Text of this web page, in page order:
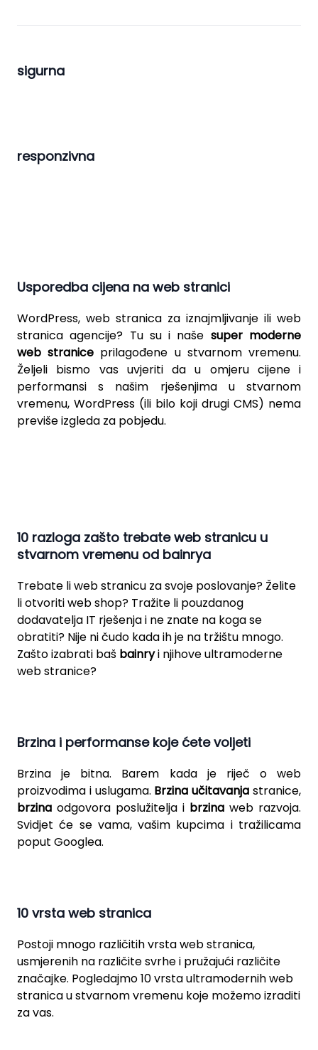
sigurna
responzivna
Usporedba cijena na web stranici
WordPress, web stranica za iznajmljivanje ili web
stranica agencije? Tu su i naše super moderne
web stranice prilagođene u stvarnom vremenu.
Željeli bismo vas uvjeriti da u omjeru cijene i
performansi s našim rješenjima u stvarnom
vremenu, WordPress (ili bilo koji drugi CMS) nema
previše izgleda za pobjedu.
10 razloga zašto trebate web stranicu u
stvarnom vremenu od bainrya
Trebate li web stranicu za svoje poslovanje? Želite
li otvoriti web shop? Tražite li pouzdanog
dodavatelja IT rješenja i ne znate na koga se
obratiti? Nije ni čudo kada ih je na tržištu mnogo.
Zašto izabrati baš bainryi njihove ultramoderne
web stranice?
Brzina i performanse koje ćete voljeti
Brzina je bitna. Barem kada je riječ o web
proizvodima i uslugama. Brzina učitavanja stranice,
brzina odgovora poslužitelja i brzina web razvoja.
Svidjet će se vama, vašim kupcima i tražilicama
poput Googlea.
10 vrsta web stranica
Postoji mnogo različitih vrsta web stranica,
usmjerenih na različite svrhe i pružajući različite
značajke. Pogledajmo 10 vrsta ultramodernih web
stranica u stvarnom vremenu koje možemo izraditi
za vas.